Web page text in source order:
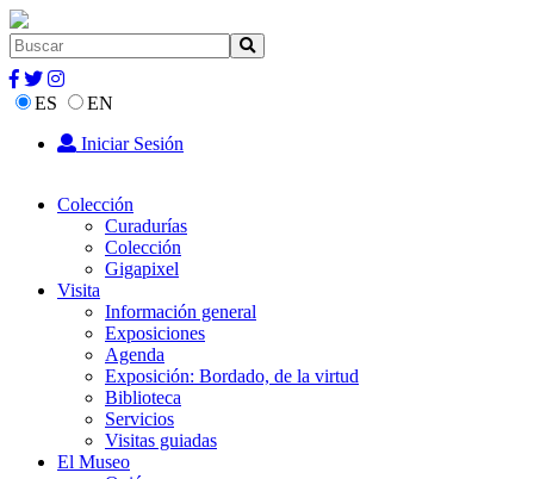
ES
EN
Iniciar Sesión
Colección
Curadurías
Colección
Gigapixel
Visita
Información general
Exposiciones
Agenda
Exposición: Bordado, de la virtud
Biblioteca
Servicios
Visitas guiadas
El Museo